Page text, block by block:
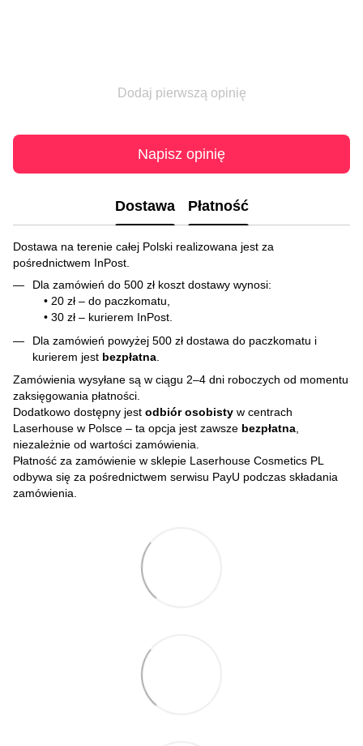
Dodaj pierwszą opinię
Napisz opinię
Dostawa Płatność
Dostawa na terenie całej Polski realizowana jest za
pośrednictwem InPost.
Dla zamówień do 500 zł koszt dostawy wynosi:
• 20 zł – do paczkomatu,
• 30 zł – kurierem InPost.
Dla zamówień powyżej 500 zł dostawa do paczkomatu i
kurierem jest bezpłatna
Zamówienia wysyłane są w ciągu 2–4 dni roboczych od momentu
zaksięgowania płatności.
Dodatkowo dostępny jest odbiór osobisty w centrach
Laserhouse w Polsce – ta opcja jest zawsze bezpłatna
niezależnie od wartości zamówienia.
Płatność za zamówienie w sklepie Laserhouse Cosmetics PL
odbywa się za pośrednictwem serwisu PayU podczas składania
zamówienia.